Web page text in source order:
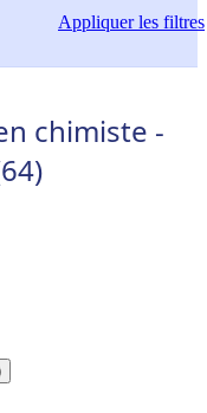
Appliquerles filtres
chimiste -